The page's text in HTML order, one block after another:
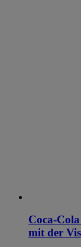
Coca-
mit der